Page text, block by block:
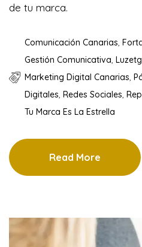
de tu marca.
Comunicación Canarias,
Gestión Comunicativa,
Marketing Digital Canarias,
Digitales, Redes Sociales,
Tu Marca Es La Estrella
Read More